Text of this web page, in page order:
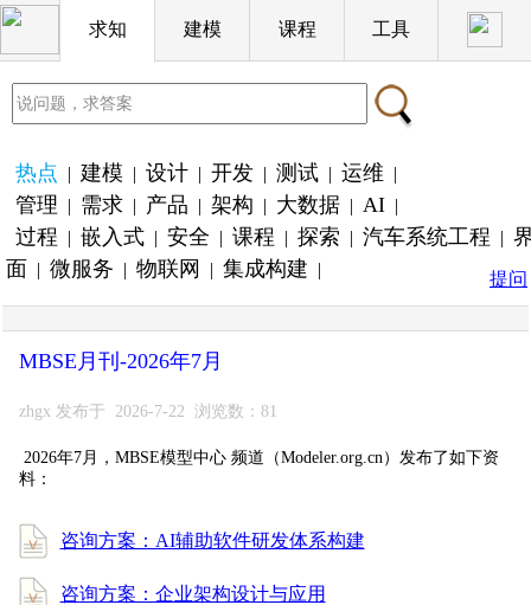
求知 建模 课程 工具
热点 | 建模 | 设计 | 开发 | 测试 | 运维 |
管理 | 需求 | 产品 | 架构 | 大数据 | AI |
过程 | 嵌入式 | 安全 | 课程 | 探索 | 汽车系统工程 |
面
| 微服务 | 物联网 | 集成构建 | 提问
MBSE月刊-2026年7月
zhgx 发布于 2026-7-22 浏览数：81
2026年7月，MBSE模型中心 频道（Modeler.org.cn）发布了如下资
料：
咨询方案：AI辅助软件研发体系构建
咨询方案：企业架构设计与应用